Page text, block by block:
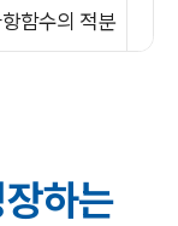
함수의 적분
하는